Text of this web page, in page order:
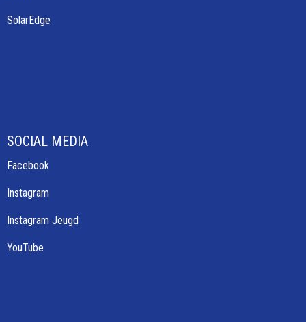
SolarEdge
SOCIAL MEDIA
Facebook
Instagram
Instagram Jeugd
YouTube